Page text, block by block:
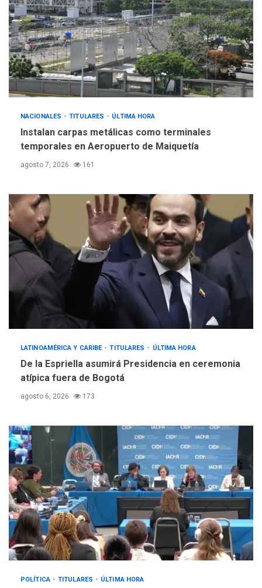
5
debate principios no
nucleares
NACIONALES TITULARES ÚLTIMA HORA
Instalan carpas metálicas como terminales
temporales en Aeropuerto de Maiquetía
agosto 7, 2026 161
LATINOAMÉRICA Y CARIBE TITULARES ÚLTIMA HORA
De la Espriella asumirá Presidencia en ceremonia
atípica fuera de Bogotá
agosto 6, 2026 173
POLÍTICA TITULARES ÚLTIMA HORA